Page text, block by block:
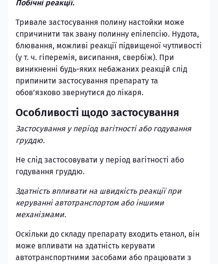
Побічні реакції.
Тривале застосування полину настойки може
спричинити так звану полинну епілепсію. Нудота,
блювання, можливі реакції підвищеної чутливості
(у т. ч. гіперемія, висипання, свербіж). При
виникненні будь-яких небажаних реакцій слід
припинити застосування препарату та
обов’язково звернутися до лікаря.
Особливості щодо застосування
Застосування у період вагітності або годування
груддю.
Не слід застосовувати у період вагітності або
годування груддю.
Здатність впливати на швидкість реакції при
керуванні автотранспортом або іншими
механізмами.
Оскільки до складу препарату входить етанол, він
може впливати на здатність керувати
автотранспортними засобами або працювати з